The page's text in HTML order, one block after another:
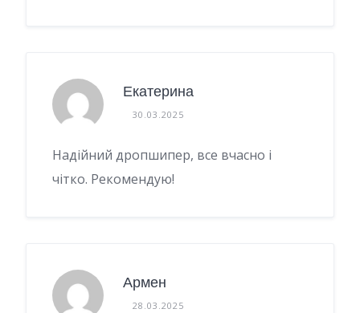
Екатерина
30.03.2025
Надійний дропшипер, все вчасно і
чітко. Рекомендую!
Армен
28.03.2025